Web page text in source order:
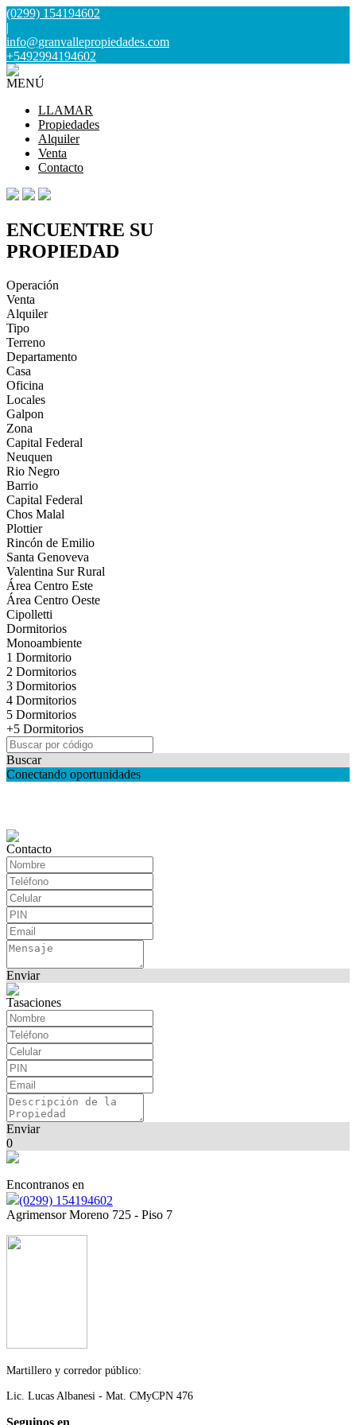
(0299) 154194602
|
info@granvallepropiedades.com
+5492994194602
MENÚ
LLAMAR
Propiedades
Alquiler
Venta
Contacto
ENCUENTRE SU
PROPIEDAD
Operación
Venta
Alquiler
Tipo
Terreno
Departamento
Casa
Oficina
Locales
Galpon
Zona
Capital Federal
Neuquen
Rio Negro
Barrio
Capital Federal
Chos Malal
Plottier
Rincón de Emilio
Santa Genoveva
Valentina Sur Rural
Área Centro Este
Área Centro Oeste
Cipolletti
Dormitorios
Monoambiente
1 Dormitorio
2 Dormitorios
3 Dormitorios
4 Dormitorios
5 Dormitorios
+5 Dormitorios
Buscar
Conectando oportunidades
Contacto
Enviar
Tasaciones
Enviar
0
Encontranos en
(0299) 154194602
Agrimensor Moreno 725 - Piso 7
Martillero y corredor público:
Lic. Lucas Albanesi - Mat. CMyCPN 476